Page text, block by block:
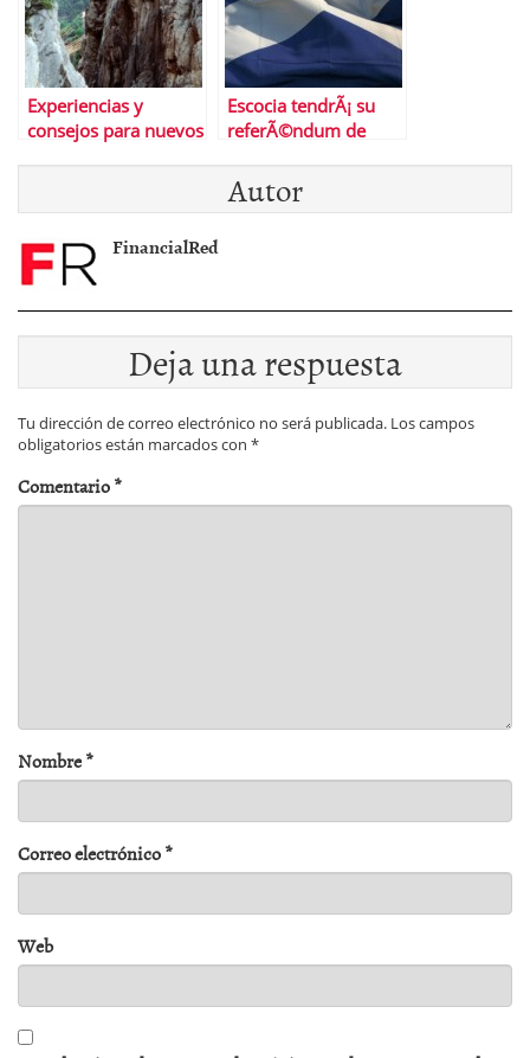
Experiencias y
consejos para nuevos
Escocia tendrÃ¡ su
referÃ©ndum de
Reino Unido
Autor
FinancialRed
Deja una respuesta
Tu dirección de correo electrónico no será publicada. Los campos
obligatorios están marcados con *
Comentario*
Nombre*
Correo electrónico*
Web